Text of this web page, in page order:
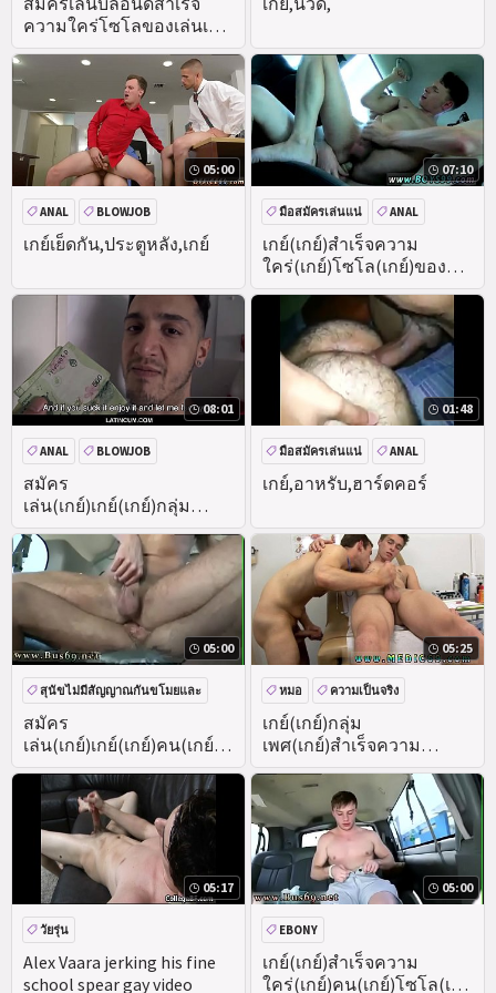
ความใคร่โซโลของเล่นเว็บ
แคม
05:00
เกย์เย็ดกัน,ประตูหลัง,เกย์
ANAL BLOWJOB
07:10
เกย์(เกย์)สำเร็จความ
ใคร่(เกย์)โซโล(เกย์)ของ
เล่น(เกย์)
มือสมัครเล่นแน่
ANAL
DEEPTHROAT
08:01
สมัคร
เล่น(เกย์)เกย์(เกย์)กลุ่ม
เพศ(เกย์)สำเร็จความใคร่
ANAL
BLOWJOB
HANDJOB
01:48
เกย์,อาหรับ,ฮาร์ดคอร์
มือสมัครเล่นแน่
ANAL
DEEPTHROAT
05:00
สมัคร
เล่น(เกย์)เกย์(เกย์)คน(เกย์)ก
ลางแจ้ง(เกย์)
สุนัขไม่มีสัญญาณกันขโมยและ
สาธารณะ
05:25
เกย์(เกย์)กลุ่ม
เพศ(เกย์)สำเร็จความ
ใคร่(เกย์)กลางแจ้ง
หมอ ความเป็นจริง
05:17
Alex Vaara jerking his fine
school spear gay video
วัยรุ่น
05:00
เกย์(เกย์)สำเร็จความ
ใคร่(เกย์)คน(เกย์)โซโล(เกย์
EBONY